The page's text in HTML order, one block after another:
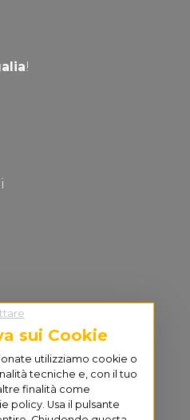
!
sui Cookie
utilizziamo cookie o
tecniche e, con il tuo
finalità come
policy. Usa il pulsante